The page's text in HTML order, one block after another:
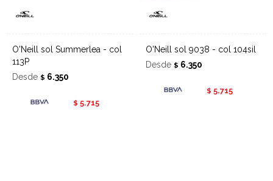
O'Neill sol Summerlea - col
113P
Desde $ 6.350
$ 5.715
O'Neill sol 9038 - col 104sil
Desde $ 6.350
$ 5.715